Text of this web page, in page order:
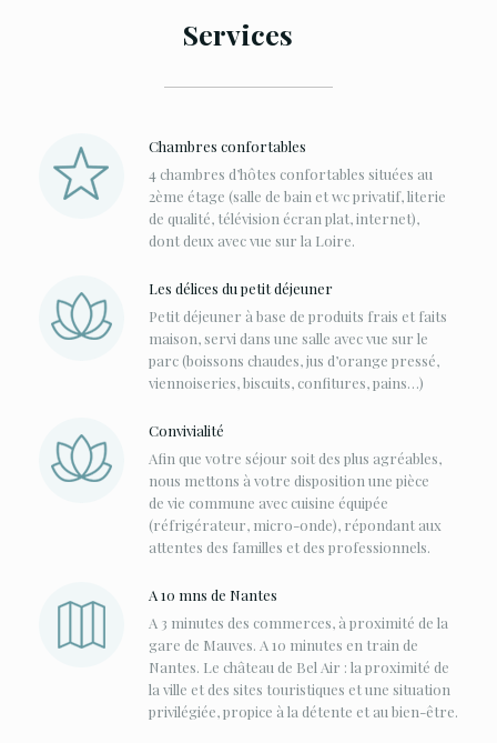
Services
Chambres confortables
4 chambres d’hôtes confortables situées au
2ème étage (salle de bain et wc privatif, literie
de qualité, télévision écran plat, internet),
dont deux avec vue sur la Loire.
Les délices du petit déjeuner
Petit déjeuner à base de produits frais et faits
maison, servi dans une salle avec vue sur le
parc (boissons chaudes, jus d’orange pressé,
viennoiseries, biscuits, confitures, pains…)
Convivialité
Afin que votre séjour soit des plus agréables,
nous mettons à votre disposition une pièce
de vie commune avec cuisine équipée
(réfrigérateur, micro-onde), répondant aux
attentes des familles et des professionnels.
A 10 mns de Nantes
A 3 minutes des commerces, à proximité de la
gare de Mauves. A 10 minutes en train de
Nantes. Le château de Bel Air : la proximité de
la ville et des sites touristiques et une situation
privilégiée, propice à la détente et au bien-être.